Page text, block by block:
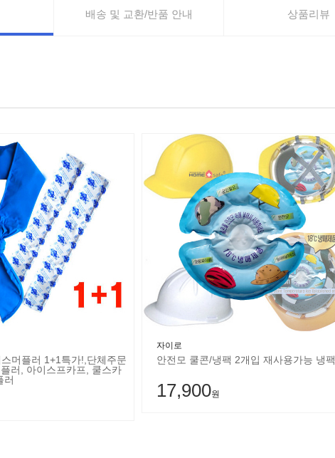
배송 및 교환/반품 안내 상품리뷰
머플러 1+1특가!,단체주문
러, 아이스프카프, 쿨스카
러
자이로
안전모 쿨콘/냉팩 2개입 재사용가능 냉팩
17,900원